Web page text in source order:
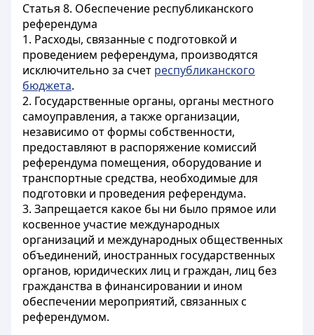
Статья 8. Обеспечение республиканского
референдума
1. Расходы, связанные с подготовкой и
проведением референдума, производятся
исключительно за счет республиканского
бюджета.
2. Государственные органы, органы местного
самоуправления, а также организации,
независимо от формы собственности,
предоставляют в распоряжение комиссий
референдума помещения, оборудование и
транспортные средства, необходимые для
подготовки и проведения референдума.
3. Запрещается какое бы ни было прямое или
косвенное участие международных
организаций и международных общественных
объединений, иностранных государственных
органов, юридических лиц и граждан, лиц без
гражданства в финансировании и ином
обеспечении мероприятий, связанных с
референдумом.